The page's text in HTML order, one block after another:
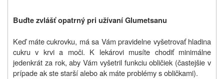
Buďte zvlášť opatrný pri užívaníGlumetsanu
Keď máte cukrovku, má sa Vám pravidelne vyšetrovať hladina
cukru v krvi a moči. K lekárovi musíte chodiť minimálne
jedenkrát za rok, aby Vám vyšetril funkciu obličiek (častejšie v
prípade ak ste starší alebo ak máte problémy s obličkami).